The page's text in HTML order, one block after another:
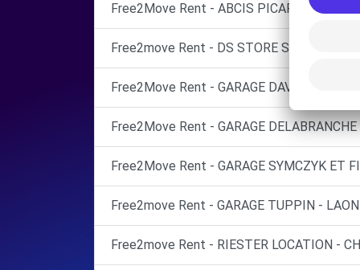
Free2Move Rent - ABCIS PICARDIE
Free2move Rent - DS STORE SOISSONS -
Free2Move Rent - GARAGE DAVID SOIRON
Free2Move Rent - GARAGE
Free2Move Rent - GARAGE SYMCZYK ET
Free2move Rent - GARAGE TUPPIN -
Free2move Rent - RIESTER LOCATION -